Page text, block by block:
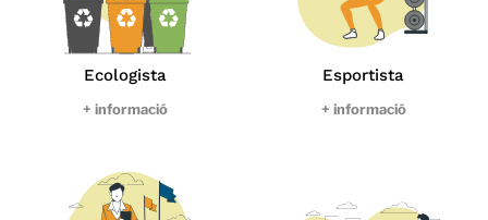
Ecologista
+ informació
Esportista
+ informació